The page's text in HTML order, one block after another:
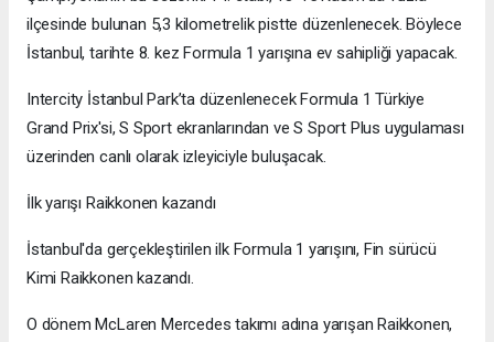
ilçesinde bulunan 5,3 kilometrelik pistte düzenlenecek. Böylece
İstanbul, tarihte 8. kez Formula 1 yarışına ev sahipliği yapacak.
Intercity İstanbul Park’ta düzenlenecek Formula 1 Türkiye
Grand Prix'si, S Sport ekranlarından ve S Sport Plus uygulaması
üzerinden canlı olarak izleyiciyle buluşacak.
İlk yarışı Raikkonen kazandı
İstanbul'da gerçekleştirilen ilk Formula 1 yarışını, Fin sürücü
Kimi Raikkonen kazandı.
O dönem McLaren Mercedes takımı adına yarışan Raikkonen,